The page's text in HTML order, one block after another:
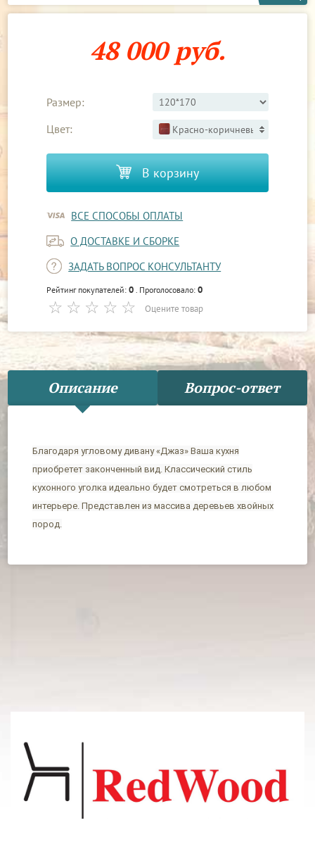
48 000 руб.
Размер:
Цвет:
Красно-коричневый 3
В корзину
ВСЕ СПОСОБЫ ОПЛАТЫ
О ДОСТАВКЕ И СБОРКЕ
ЗАДАТЬ ВОПРОС КОНСУЛЬТАНТУ
Рейтинг покупателей:0 . Проголосовало:0
Оцените товар
Описание Вопрос-ответ
Благодаря угловому дивану «Джаз» Ваша кухня
приобретет законченный вид. Классический стиль
кухонного уголка идеально будет смотреться в любом
интерьере. Представлен из массива деревьев хвойных
пород.